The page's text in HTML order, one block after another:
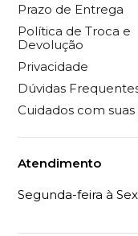
Prazo de Entrega
Política de Troca e
Devolução
Privacidade
Dúvidas
Cuidados com
Atendimento
Segunda-feira à